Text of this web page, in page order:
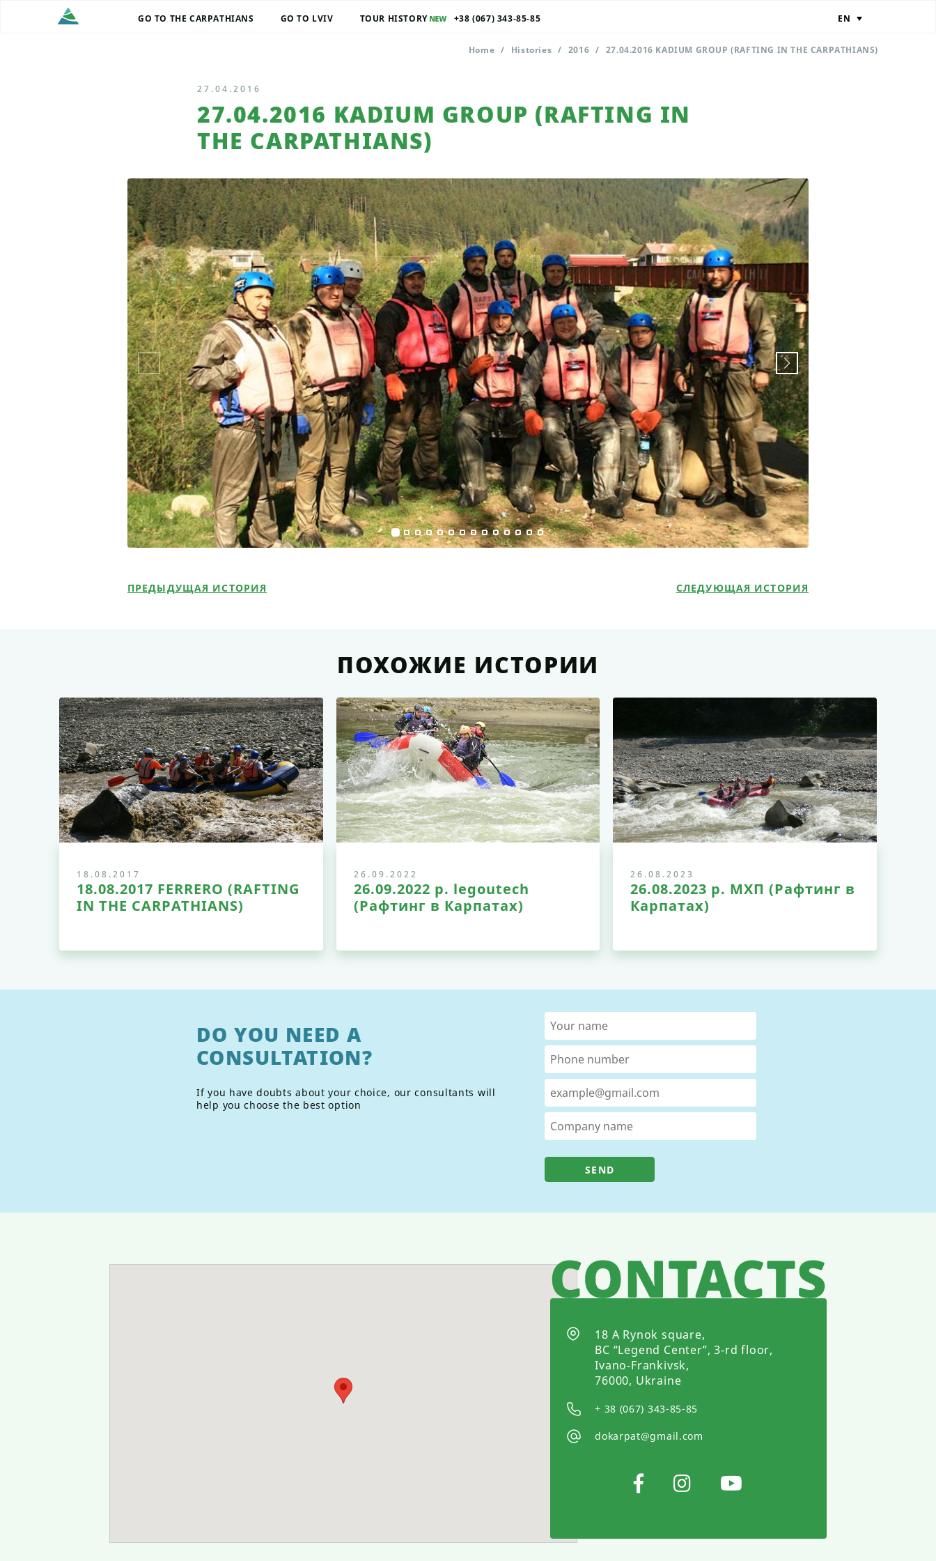
GO TO THE CARPATHIANS GO TO LVIV TOUR HISTORY +38 (067) 343-85-85 EN
Home / Histories / 2016 / 27.04.2016 KADIUM GROUP (RAFTING IN THE CARPATHIANS)
27.04.2016
27.04.2016 KADIUM GROUP (RAFTING IN
THE CARPATHIANS)
ПРЕДЫДУЩАЯ ИСТОРИЯ СЛЕДУЮЩАЯ ИСТОРИЯ
ПОХОЖИЕ ИСТОРИИ
18.08.2017
18.08.2017 FERRERO (RAFTING
IN THE CARPATHIANS)
26.09.2022
26.09.2022 р. legoutech
(Рафтинг в Карпатах)
26.08.2023
26.08.2023 р. МХП (Рафтинг в
Карпатах)
DO YOU NEED A
CONSULTATION?
If you have doubts about your choice, our consultants will
help you choose the best option
SEND
18 A Rynok square,
BC “Legend Center”, 3-rd floor,
Ivano-Frankivsk,
76000, Ukraine
+ 38 (067) 343-85-85
dokarpat@gmail.com